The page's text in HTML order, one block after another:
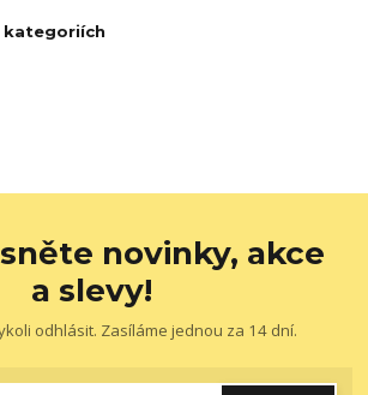
kategoriích
novinky, akce
a slevy!
odhlásit. Zasíláme jednou za 14 dní.